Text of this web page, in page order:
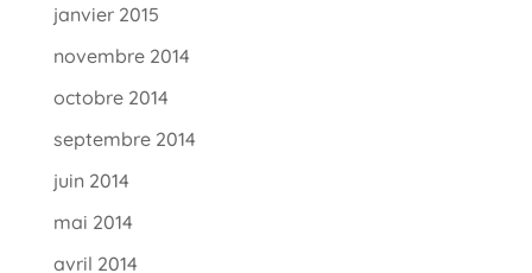
janvier 2015
novembre 2014
octobre 2014
septembre 2014
juin 2014
mai 2014
avril 2014